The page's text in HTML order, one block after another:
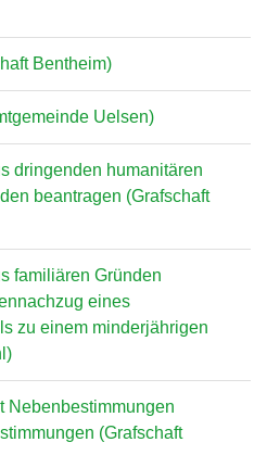
Bentheim)
Uelsen)
dringenden humanitären
beantragen (Grafschaft
familiären Gründen
eines
zu einem minderjährigen
Nebenbestimmungen
(Grafschaft